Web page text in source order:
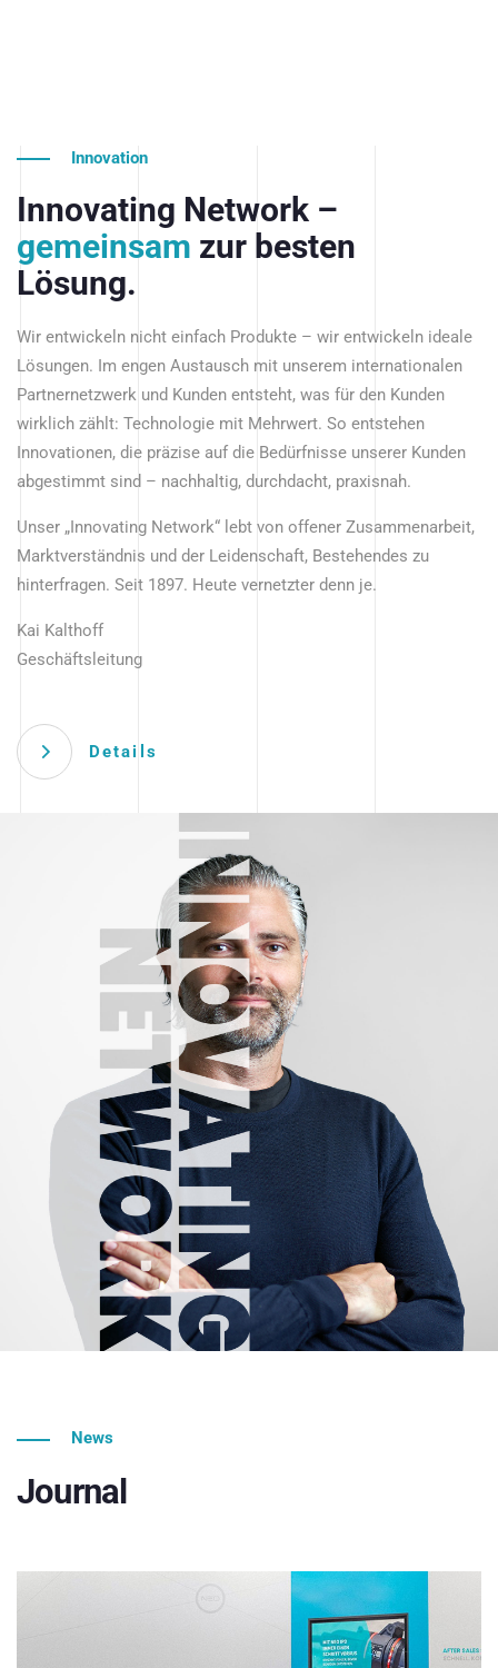
Innovation
Innovating Network –
gemeinsam zur besten
Lösung.
Wir entwickeln nicht einfach Produkte – wir entwickeln ideale
Lösungen. Im engen Austausch mit unserem internationalen
Partnernetzwerk und Kunden entsteht, was für den Kunden
wirklich zählt: Technologie mit Mehrwert. So entstehen
Innovationen, die präzise auf die Bedürfnisse unserer Kunden
abgestimmt sind – nachhaltig, durchdacht, praxisnah.
Unser „Innovating Network“ lebt von offener Zusammenarbeit,
Marktverständnis und der Leidenschaft, Bestehendes zu
hinterfragen. Seit 1897. Heute vernetzter denn je.
Kai Kalthoff
Geschäftsleitung
Details
News
Journal